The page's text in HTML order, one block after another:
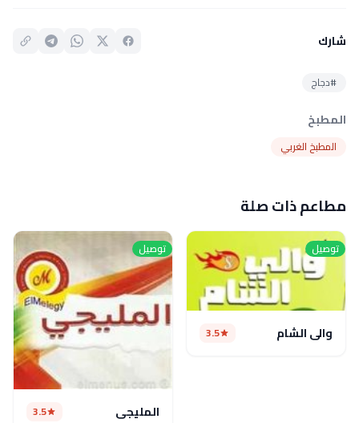
شارك
#دجاج
المطبخ
المطبخ الغربي
مطاعم ذات صلة
توصيل
والي الشام 3.5
توصيل
المليجى 3.5